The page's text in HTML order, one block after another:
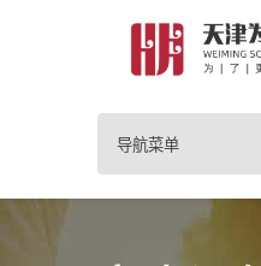
导航菜单